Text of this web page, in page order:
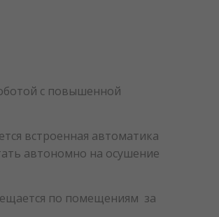
с повышенной
встроенная автоматика
автономно на осушение
по помещениям за